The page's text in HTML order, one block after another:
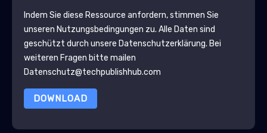
Indem Sie diese Ressource anfordern, stimmen Sie
unseren Nutzungsbedingungen zu. Alle Daten sind
geschützt durch unsere Datenschutzerklärung. Bei
weiteren Fragen bitte mailen
Datenschutz@techpublishhub.com
DOWNLOAD